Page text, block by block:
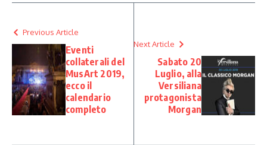
Previous Article
Eventi
collaterali del
MusArt 2019,
ecco il
calendario
completo
Next Article
Sabato 20
Luglio, alla
Versiliana
protagonista
Morgan